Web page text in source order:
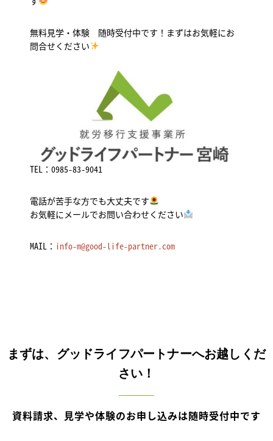
無料見学・体験 随時受付中です！まずはお気軽にお
問合せください
TEL：0985-83-9041
電話が苦手な方でも大丈夫です
お気軽にメールでお問い合わせください
MAIL： info-m@good-life-partner.com
まずは、グッドライフパートナーへお越しくだ
さい！
資料請求、見学や体験のお申し込みは随時受付中です